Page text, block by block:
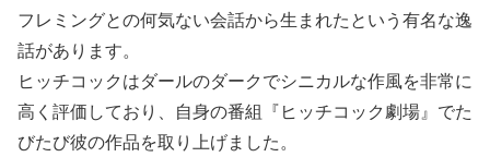
フレミングとの何気ない会話から生まれたという有名な逸
話があります。
ヒッチコックはダールのダークでシニカルな作風を非常に
高く評価しており、自身の番組『ヒッチコック劇場』でた
びたび彼の作品を取り上げました。